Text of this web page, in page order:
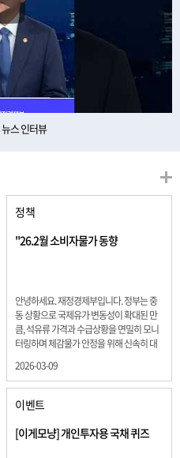
스 인터뷰
정책
"26.2월 소비자물가 동향
안녕하세요. 재정경제부입니다. 정부는 중
동 상황으로 국제유가 변동성이 확대된 만
큼, 석유류 가격과 수급상황을 면밀히 모니
터링하며 체감물가 안정을 위해 신속히 대
료품과 에너지를 제외하고 추세적 흐름을
보여주는 근원물가는 2.3% 상승 향후 지정
학적 요인, 기상여건 등 불확실성이 있는 만
큼, 정부는 체감물가 안정을 위해 총력을 다
할 계획입니다. 특히, 최근 중동 상황으로 국
제유가 변동성이 확대된 만큼, 석유류 가격･
2026-03-09
이벤트
[이게모냥] 개인투자용 국채 퀴즈